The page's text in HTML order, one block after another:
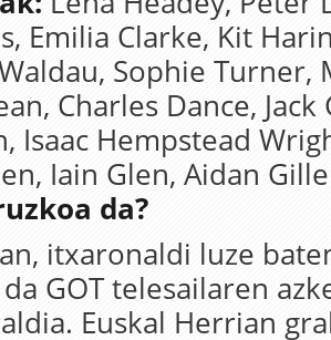
Emilia Clarke, Kit
Sophie Turner,
Charles Dance,
Isaac Hempstead
Iain Glen, Aidan
da?
itxaronaldi luze
GOT telesailaren
Euskal Herrian